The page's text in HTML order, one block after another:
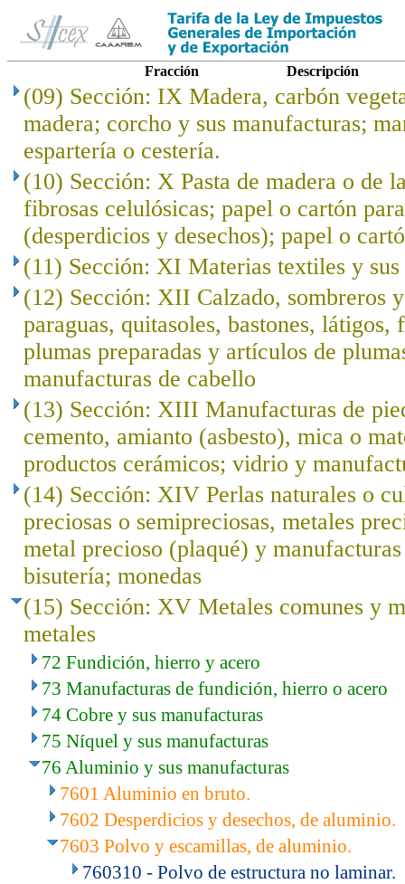
Fracción Descripción
(09) Sección: IX Madera, carbón
madera; corcho y sus manufacturas;
espartería o cestería.
(10) Sección: X Pasta de madera o de
fibrosas celulósicas; papel o cartón
(desperdicios y desechos); papel o
(11) Sección: XI Materias textiles y sus
(12) Sección: XII Calzado, sombreros
paraguas, quitasoles, bastones, látigos,
plumas preparadas y artículos de
manufacturas de cabello
(13) Sección: XIII Manufacturas de
cemento, amianto (asbesto), mica o
productos cerámicos; vidrio y
(14) Sección: XIV Perlas naturales o
preciosas o semipreciosas, metales
metal precioso (plaqué) y
bisutería; monedas
(15) Sección: XV Metales comunes y
metales
72 Fundición, hierro y acero
73 Manufacturas de fundición, hierro o acero
74 Cobre y sus manufacturas
75 Níquel y sus manufacturas
76 Aluminio y sus manufacturas
7601 Aluminio en bruto.
7602 Desperdicios y desechos, de aluminio.
7603 Polvo y escamillas, de aluminio.
760310 - Polvo de estructura no laminar.